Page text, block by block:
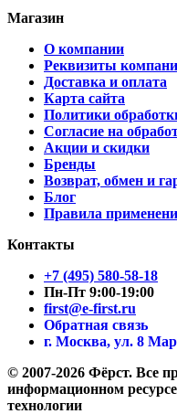
Магазин
О компании
Реквизиты
Доставка и оплата
Карта сайта
Политики
Согласие на
Акции и скидки
Бренды
Возврат, обмен и
Блог
Правила
Контакты
+7 (495) 580-58-18
Пн-Пт 9:00-19:00
first@e-first.ru
Обратная связь
г. Москва, ул. 8
© 2007-2026 Фёрст. Все
информационном
технологии